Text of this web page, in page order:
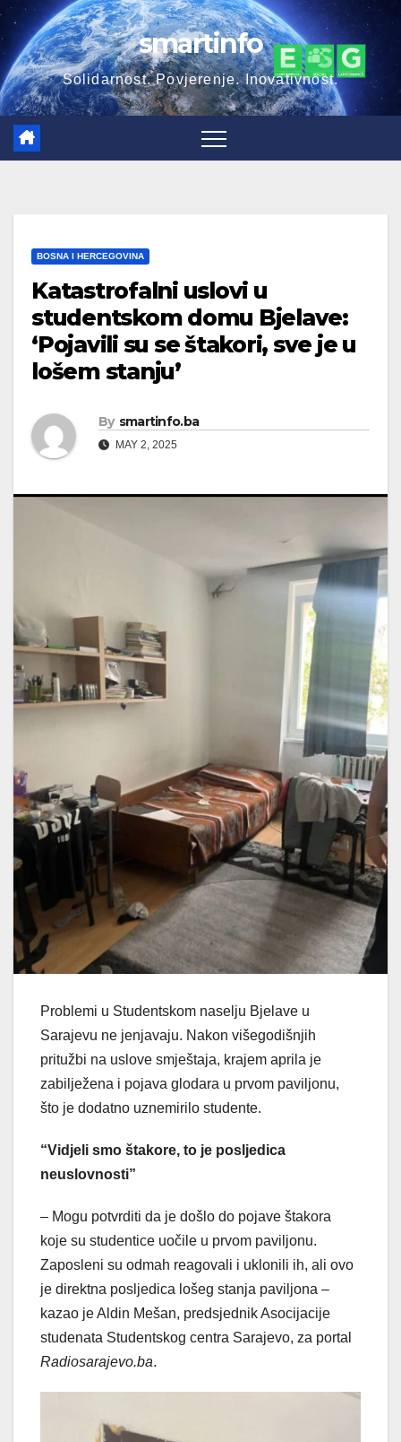
Skip
to
content
smartinfo
Solidarnost. Povjerenje. Inovativnost.
BOSNA I HERCEGOVINA
Katastrofalni uslovi u
studentskom domu Bjelave:
‘Pojavili su se štakori, sve je u
lošem stanju’
By smartinfo.ba
MAY 2, 2025
Problemi u Studentskom naselju Bjelave u
Sarajevu ne jenjavaju. Nakon višegodišnjih
pritužbi na uslove smještaja, krajem aprila je
zabilježena i pojava glodara u prvom paviljonu,
što je dodatno uznemirilo studente.
“Vidjeli smo štakore, to je posljedica
neuslovnosti”
– Mogu potvrditi da je došlo do pojave štakora
koje su studentice uočile u prvom paviljonu.
Zaposleni su odmah reagovali i uklonili ih, ali ovo
je direktna posljedica lošeg stanja paviljona –
kazao je Aldin Mešan, predsjednik Asocijacije
studenata Studentskog centra Sarajevo, za portal
Radiosarajevo.ba.